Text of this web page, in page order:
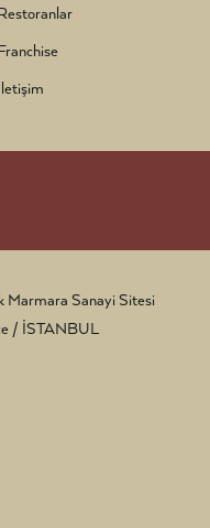
Marmara Sanayi Sitesi
/ İSTANBUL